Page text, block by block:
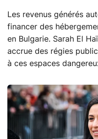
Les revenus générés
financer des
en Bulgarie. Sarah El
accrue des régies
à ces espaces